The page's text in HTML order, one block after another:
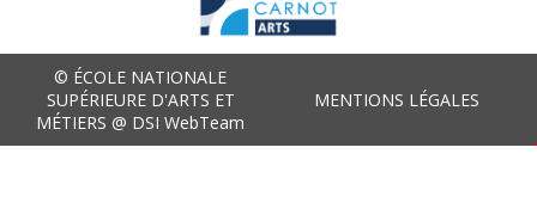
© ÉCOLE NATIONALE
SUPÉRIEURE D'ARTS ET
MÉTIERS @ DSI WebTeam
MENTIONS LÉGALES